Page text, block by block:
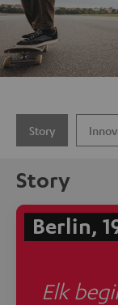
Story
Story
Berlin,
Elk